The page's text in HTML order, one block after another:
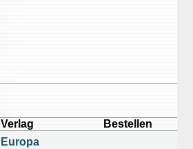
Verlag
Bestellen
Europa